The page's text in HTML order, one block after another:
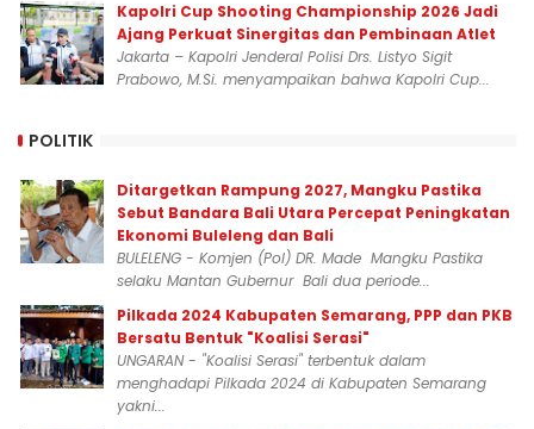
Kapolri Cup Shooting Championship 2026 Jadi
Ajang Perkuat Sinergitas dan Pembinaan Atlet
Jakarta – Kapolri Jenderal Polisi Drs. Listyo Sigit
Prabowo, M.Si. menyampaikan bahwa Kapolri Cup...
POLITIK
Ditargetkan Rampung 2027, Mangku Pastika
Sebut Bandara Bali Utara Percepat Peningkatan
Ekonomi Buleleng dan Bali
BULELENG - Komjen (Pol) DR. Made Mangku Pastika
selaku Mantan Gubernur Bali dua periode...
Pilkada 2024 Kabupaten Semarang, PPP dan PKB
Bersatu Bentuk "Koalisi Serasi"
UNGARAN - "Koalisi Serasi" terbentuk dalam
menghadapi Pilkada 2024 di Kabupaten Semarang
yakni...